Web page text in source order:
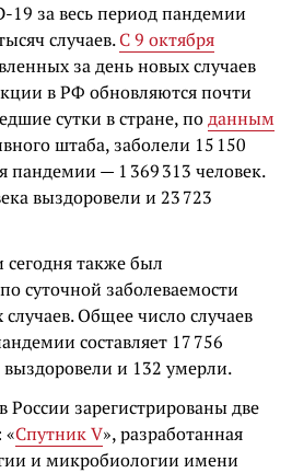
19 за весь период пандемии
случаев.С 9 октября
за день новых случаев
в РФ обновляются почти
сутки в стране, поданным
штаба, заболели 15 150
пандемии — 1 369 313 человек.
выздоровели и 23 723
сегодня также был
по суточной заболеваемости
Общее число случаев
составляет 17 756
выздоровели и 132 умерли.
зарегистрированы две
«Спутник V», разработанная
и микробиологии имени